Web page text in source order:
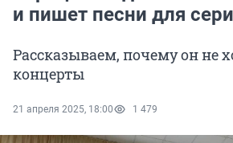
и пишет песни для
Рассказываем, почему он не
концерты
21 апреля 2025, 18:00 1 479